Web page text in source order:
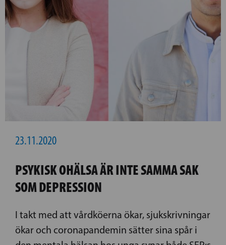
23.11.2020
PSYKISK OHÄLSA ÄR INTE SAMMA SAK
SOM DEPRESSION
I takt med att vårdköerna ökar, sjukskrivningar
ökar och coronapandemin sätter sina spår i